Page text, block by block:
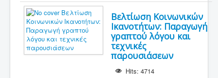
Βελτίωση Κοινωνικών
Ικανοτήτων: Παραγωγή
γραπτού λόγου και
τεχνικές
παρουσιάσεων
Hits: 4714